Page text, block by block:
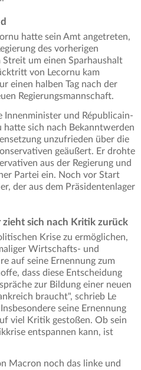
hatte sein Amt angetreten,
des vorherigen
Streit um einen Sparhaushalt
von Lecornu kam
einen halben Tag nach der
Regierungsmannschaft.
Innenminister und Républicain-
hatte sich nach Bekanntwerden
unzufrieden über die
geäußert. Er drohte
aus der Regierung und
Partei ein. Noch vor Start
der aus dem Präsidentenlager
sich nach Kritik zurück
Krise zu ermöglichen,
Wirtschafts- und
auf seine Ernennung zum
dass diese Entscheidung
zur Bildung einer neuen
braucht", schrieb Le
seine Ernennung
viel Kritik gestoßen. Ob sein
entspannen kann, ist
Macron noch das linke und